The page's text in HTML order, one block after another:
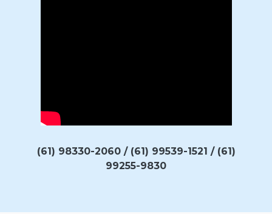
(61) 98330-2060 / (61) 99539-1521 / (61)
99255-9830